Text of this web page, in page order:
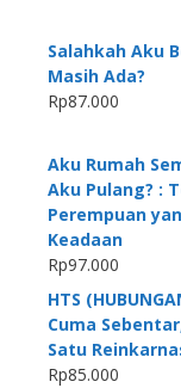
Salahkah Aku
Masih Ada?
Rp87.000
Aku Rumah
Aku Pulang? :
Perempuan
Keadaan
Rp97.000
HTS
Cuma
Satu
Rp85.000